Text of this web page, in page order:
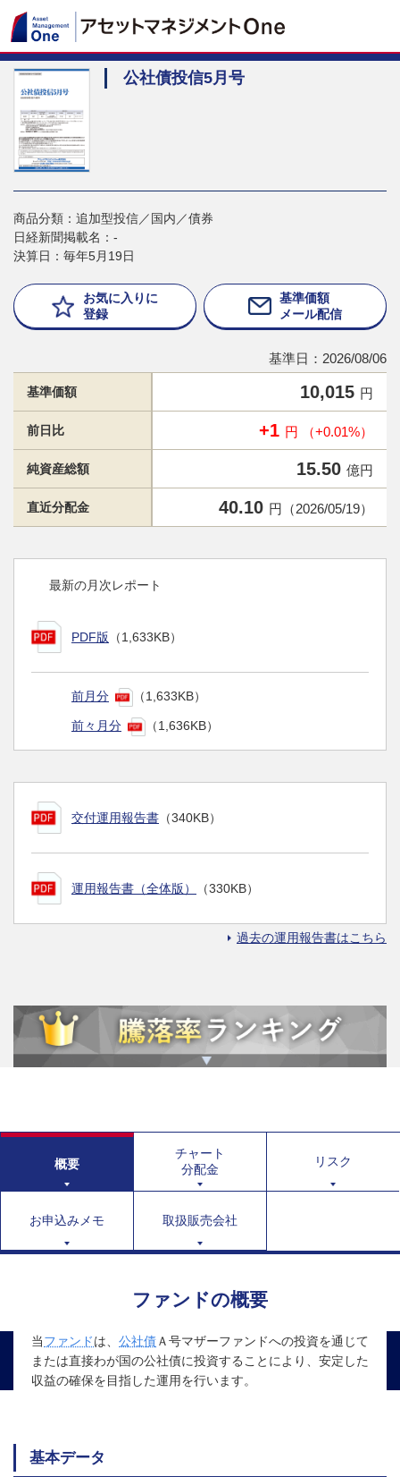
公社債投信5月号
商品分類：追加型投信／国内／債券
日経新聞掲載名：-
決算日：毎年5月19日
お気に入りに
登録
基準価額
メール配信
基準日：2026/08/06
基準価額 10,015 円
前日比 +1 円 （+0.01%）
純資産総額 15.50 億円
直近分配金 40.10 円（2026/05/19）
最新の月次レポート
PDF版 （1,633KB）
前月分 （1,633KB）
前々月分 （1,636KB）
交付運用報告書 （340KB）
運用報告書（全体版） （330KB）
過去の運用報告書はこちら
概要
チャート
分配金
リスク
お申込みメモ 取扱販売会社
ファンドの概要
当ファンドは、 公社債Ａ号マザーファンドへの投資を通じて
または直接わが国の公社債に投資することにより、安定した
収益の確保を目指した運用を行います。
基本データ